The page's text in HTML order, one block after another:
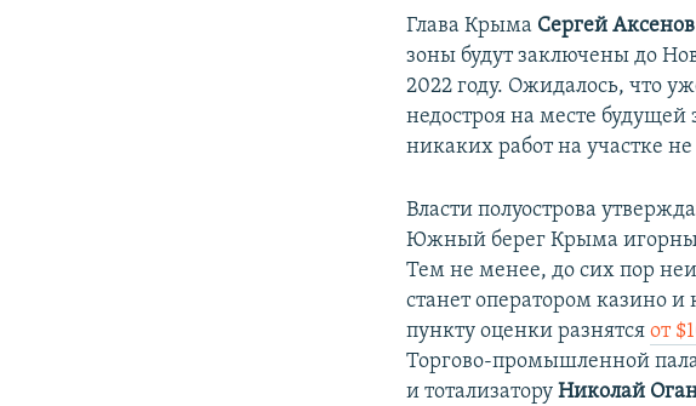
Глава Крыма Сергей Аксенов
зоны будут заключены до
2022 году. Ожидалось, что
недостроя на месте
никаких работ на участке не
Власти полуострова
Южный берег Крыма
Тем не менее, до сих пор
станет оператором казино
пункту оценки разнятсяот
Торгово-промышленной
и тотализаторуНиколай